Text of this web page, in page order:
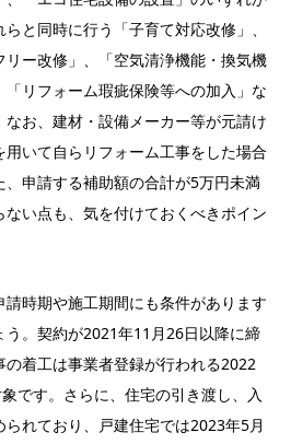
と同時に行う「子育て対応改修」、
リー改修」、「空気清浄機能・換気機
リフォーム瑕疵保険等への加入」な
お、建材・設備メーカー等が元請け
いて自らリフォーム工事をした場合
申請する補助額の合計が5万円未満
い点も、気を付けておくべきポイン
時期や施工期間にも条件があります
。契約が2021年11月26日以降に締
着工は事業者登録が行われる2022
です。さらに、住宅の引き渡し、入
れており、戸建住宅では2023年5月